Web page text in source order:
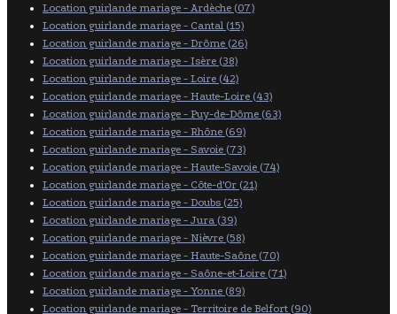
Location guirlande mariage - Ardèche (07)
Location guirlande mariage - Cantal (15)
Location guirlande mariage - Drôme (26)
Location guirlande mariage - Isère (38)
Location guirlande mariage - Loire (42)
Location guirlande mariage - Haute-Loire (43)
Location guirlande mariage - Puy-de-Dôme (63)
Location guirlande mariage - Rhône (69)
Location guirlande mariage - Savoie (73)
Location guirlande mariage - Haute-Savoie (74)
Location guirlande mariage - Côte-d'Or (21)
Location guirlande mariage - Doubs (25)
Location guirlande mariage - Jura (39)
Location guirlande mariage - Nièvre (58)
Location guirlande mariage - Haute-Saône (70)
Location guirlande mariage - Saône-et-Loire (71)
Location guirlande mariage - Yonne (89)
Location guirlande mariage - Territoire de Belfort (90)